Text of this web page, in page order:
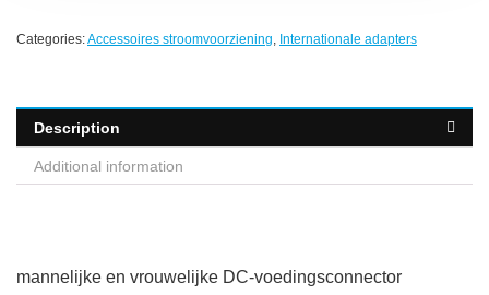
Categories:Accessoires stroomvoorziening, Internationale adapters
Description
Additional information
mannelijke en vrouwelijke DC-voedingsconnector